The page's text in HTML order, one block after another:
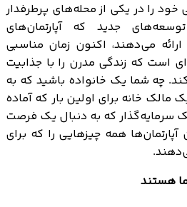
خود را در یکی از محله‌های پرطرفدار
جدید که آپارتمان‌های
می‌دهند، اکنون زمان مناسبی
است که زندگی مدرن را با جذابیت
چه شما یک خانواده باشید که به
مالک خانه برای اولین بار که آماده
سرمایه‌گذار که به دنبال یک فرصت
آپارتمان‌ها همه چیزهایی را که برای
هستند